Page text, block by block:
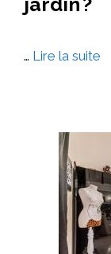
… Lire la suite